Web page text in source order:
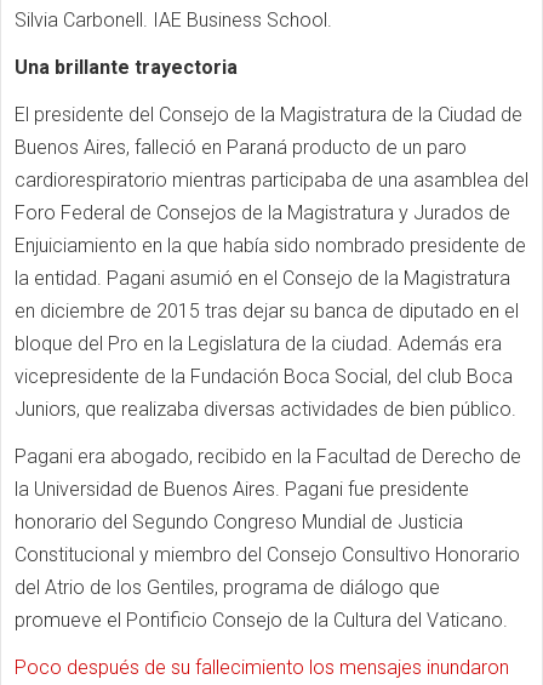
Silvia Carbonell. IAE Business School.
Una brillante trayectoria
El presidente del Consejo de la Magistratura de la Ciudad de
Buenos Aires, falleció en Paraná producto de un paro
cardiorespiratorio mientras participaba de una asamblea del
Foro Federal de Consejos de la Magistratura y Jurados de
Enjuiciamiento en la que había sido nombrado presidente de
la entidad. Pagani asumió en el Consejo de la Magistratura
en diciembre de 2015 tras dejar su banca de diputado en el
bloque del Pro en la Legislatura de la ciudad. Además era
vicepresidente de la Fundación Boca Social, del club Boca
Juniors, que realizaba diversas actividades de bien público.
Pagani era abogado, recibido en la Facultad de Derecho de
la Universidad de Buenos Aires. Pagani fue presidente
honorario del Segundo Congreso Mundial de Justicia
Constitucional y miembro del Consejo Consultivo Honorario
del Atrio de los Gentiles, programa de diálogo que
promueve el Pontificio Consejo de la Cultura del Vaticano.
Poco después de su fallecimiento los mensajes inundaron